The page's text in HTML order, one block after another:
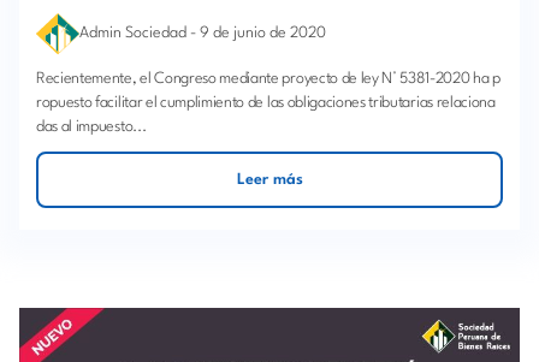
Admin Sociedad - 9 de junio de 2020
Recientemente, el Congreso mediante proyecto de ley N° 5381-2020 ha p
ropuesto facilitar el cumplimiento de las obligaciones tributarias relaciona
das al impuesto...
Leer más